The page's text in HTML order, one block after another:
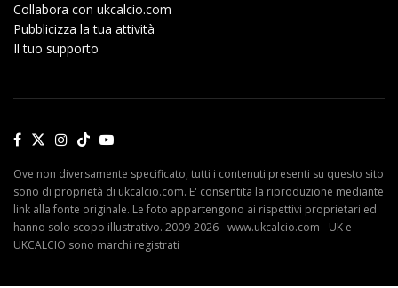
Collabora con ukcalcio.com
Pubblicizza la tua attività
Il tuo supporto
Ove non diversamente specificato, tutti i contenuti presenti su questo sito
sono di proprietà di ukcalcio.com. E' consentita la riproduzione mediante
link alla fonte originale. Le foto appartengono ai rispettivi proprietari ed
hanno solo scopo illustrativo. 2009-2026 - www.ukcalcio.com - UK e
UKCALCIO sono marchi registrati